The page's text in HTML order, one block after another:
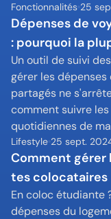
Fonctionnalités 25
Dépenses de
: pourquoi la
Un outil de suivi
gérer les dépenses
partagés ne
comment suivre
quotidiennes de
Lifestyle 25 sept.
Comment gérer
tes colocataires
En coloc étudiante
dépenses du